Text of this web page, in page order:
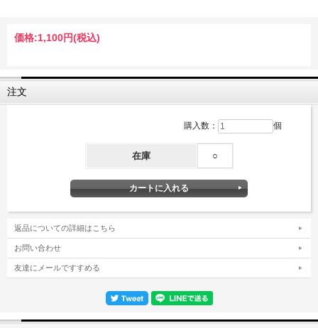
価格:1,100円(税込)
注文
購入数： 個
在庫 ○
返品についての詳細はこちら
お問い合わせ
友達にメールですすめる